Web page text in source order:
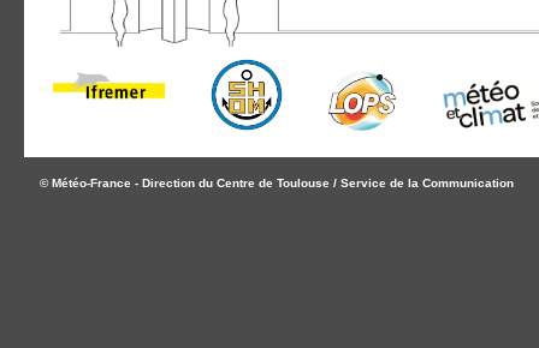
© Météo-France - Direction du Centre de Toulouse / Service de la Communication